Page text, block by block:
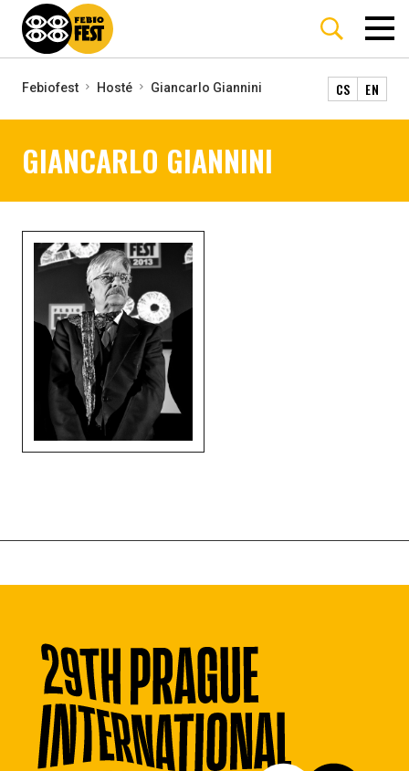
Febiofest Hosté Giancarlo Giannini CS EN
GIANCARLO GIANNINI